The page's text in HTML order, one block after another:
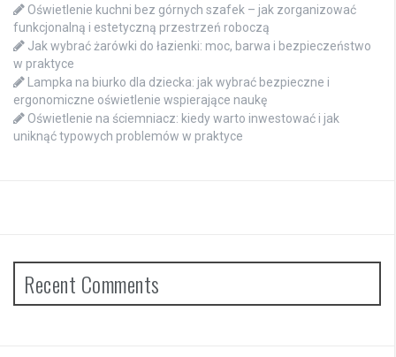
Oświetlenie kuchni bez górnych szafek – jak zorganizować
funkcjonalną i estetyczną przestrzeń roboczą
Jak wybrać żarówki do łazienki: moc, barwa i bezpieczeństwo
w praktyce
Lampka na biurko dla dziecka: jak wybrać bezpieczne i
ergonomiczne oświetlenie wspierające naukę
Oświetlenie na ściemniacz: kiedy warto inwestować i jak
uniknąć typowych problemów w praktyce
Recent Comments